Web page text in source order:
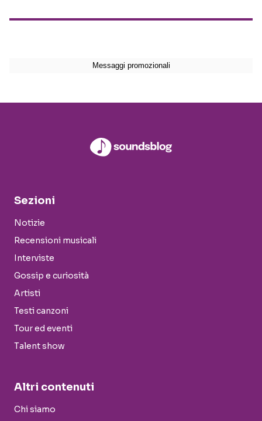
Sezioni
Notizie
Recensioni musicali
Interviste
Gossip e curiosità
Artisti
Testi canzoni
Tour ed eventi
Talent show
Altri contenuti
Chi siamo